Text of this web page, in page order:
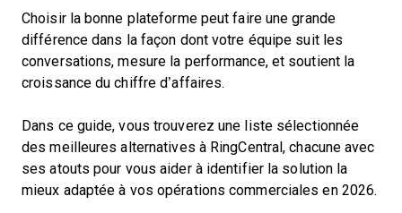
Choisir la bonne plateforme peut faire une grande
différence dans la façon dont votre équipe suit les
conversations, mesure la performance, et soutient la
croissance du chiffre d’affaires.
Dans ce guide, vous trouverez une liste sélectionnée
des meilleures alternatives à RingCentral, chacune avec
ses atouts pour vous aider à identifier la solution la
mieux adaptée à vos opérations commerciales en 2026.